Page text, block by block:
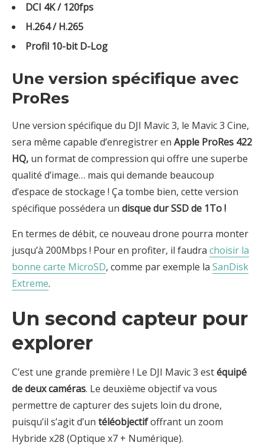
DCI 4K / 120fps
H.264 / H.265
Profil 10-bit D-Log
Une version spécifique avec
ProRes
Une version spécifique du DJI Mavic 3, le Mavic 3 Cine,
sera même capable d’enregistrer en Apple ProRes 422
HQ, un format de compression qui offre une superbe
qualité d’image… mais qui demande beaucoup
d’espace de stockage ! Ça tombe bien, cette version
spécifique possédera un disque dur SSD de 1To !
En termes de débit, ce nouveau drone pourra monter
jusqu’à 200Mbps ! Pour en profiter, il faudra choisir la
bonne carte MicroSD, comme par exemple la SanDisk
Extreme.
Un second capteur pour
explorer
C’est une grande première ! Le DJI Mavic 3 estéquipé
de deux caméras. Le deuxième objectif va vous
permettre de capturer des sujets loin du drone,
puisqu’il s’agit d’un téléobjectifoffrant un zoom
Hybride x28 (Optique x7 + Numérique).